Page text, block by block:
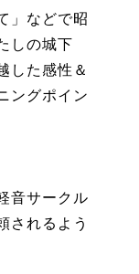
」などで昭
しの城下
した感性＆
ングポイン
音サークル
されるよう